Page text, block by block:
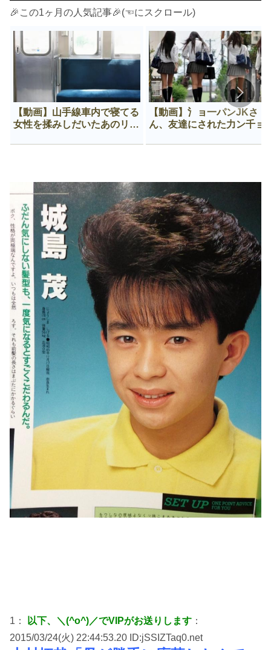
🎉この1ヶ月の人気記事🎉(☜にスクロール)
【動画】山手線車内で寝てる
女性を揉みしだいたあのリー
【動画】氵ョ一パンJKさ
ん、友達にされた力ン千ョ
1： 以下、＼(^o^)／でVIPがお送りします ：
2015/03/24(火) 22:44:53.20 ID:jSSIZTaq0.net